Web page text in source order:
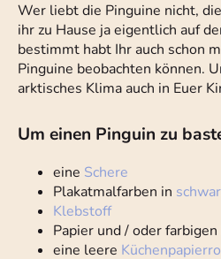
Wer liebt die Pinguine nicht,
ihr zu Hause ja eigentlich auf
bestimmt habt Ihr auch schon
Pinguine beobachten können.
arktisches Klima auch in Euer
Um einen Pinguin zu
eine Schere
Plakatmalfarben in
Klebstoff
Papier und / oder
eine leere